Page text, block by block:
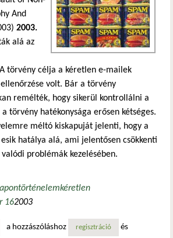
And
2003.
alá az
törvény célja a kéretlen e-mailek
volt. Bár a törvény
remélték, hogy sikerül kontrollálni a
törvény hatékonysága erősen kétséges.
méltó kiskapuját jelenti, hogy a
hatálya alá, ami jelentősen csökkenti
problémák kezelésében.
történelemkéretlen
162003
a can-spam törvény aláírása tartalommal
a hozzászóláshoz regisztráció és